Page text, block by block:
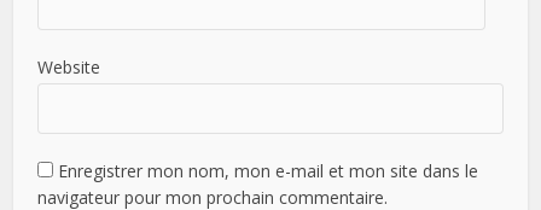
Website
Enregistrer mon nom, mon e-mail et mon site dans le
navigateur pour mon prochain commentaire.